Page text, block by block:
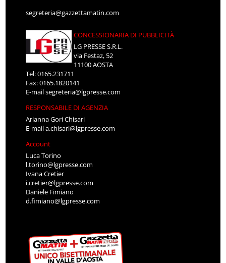
segreteria@gazzettamatin.com
CONCESSIONARIA DI PUBBLICITÀ
LG PRESSE S.R.L.
via Festaz, 52
11100 AOSTA
Tel: 0165.231711
Fax: 0165.1820141
E-mailsegreteria@lgpresse.com
RESPONSABILE DI AGENZIA
Arianna Gori Chisari
E-maila.chisari@lgpresse.com
Account
Luca Torino
l.torino@lgpresse.com
Ivana Cretier
i.cretier@lgpresse.com
Daniele Fimiano
d.fimiano@lgpresse.com